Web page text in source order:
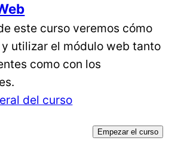
este curso veremos cómo
utilizar el módulo web tanto
como con los
del curso
Empezar el curso